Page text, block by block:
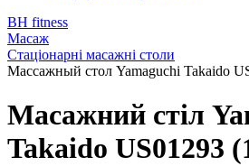
BH fitness
Масаж
Стаціонарні масажні столи
Массажный стол Yamaguchi Takaido
Масажний стіл
Takaido US01293